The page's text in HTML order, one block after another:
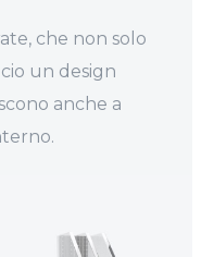
che non solo
un design
anche a